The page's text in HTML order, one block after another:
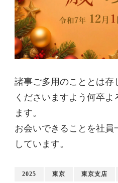
諸事ご多用のこととは存
くださいますよう何卒
ます。
お会いできることを社員
しています。
2025 東京 東京支店